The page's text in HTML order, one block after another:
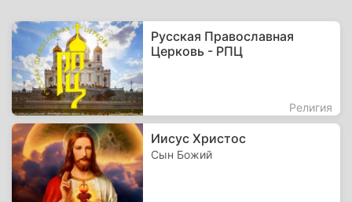
Русская Православная
Церковь - РПЦ
Религия
Иисус Христос
Сын Божий